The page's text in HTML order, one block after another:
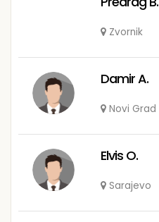
Zvornik
Damir A.
Novi Grad
Elvis O.
Sarajevo